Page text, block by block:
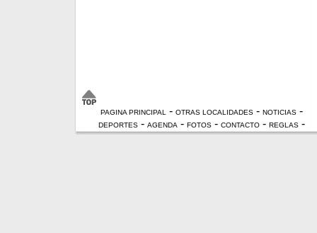
PAGINA PRINCIPAL - OTRAS LOCALIDADES - NOTICIAS -
DEPORTES - AGENDA - FOTOS - CONTACTO - REGLAS -